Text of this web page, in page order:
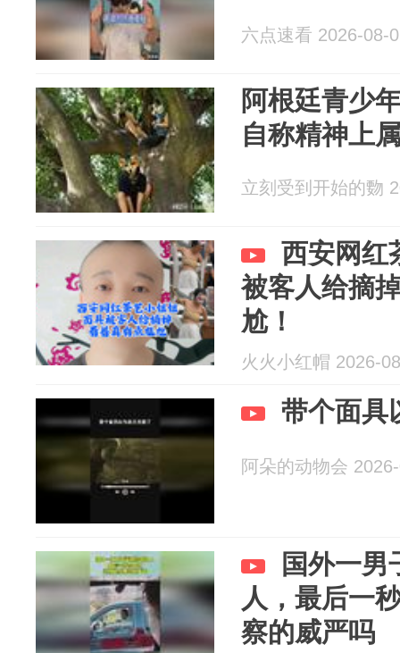
六点速看 2026-08-
阿根廷青少
自称精神上
立刻受到开始的覅
西安网红
被客人给摘
尬！
火火小红帽 2026-
带个面具
阿朵的动物会
国外一男
人，最后一
察的威严吗